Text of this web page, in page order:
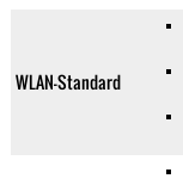
WLAN-Standard